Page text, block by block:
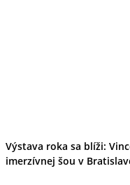
Výstava roka sa blíži:
imerzívnej šou v